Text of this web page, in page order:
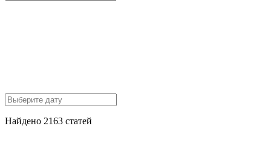
Найдено 2163 статей